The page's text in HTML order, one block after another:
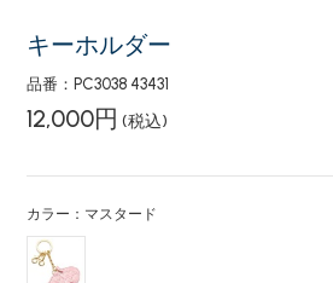
キーホルダー
品番：PC3038 43431
12,000円 (税込)
カラー：マスタード